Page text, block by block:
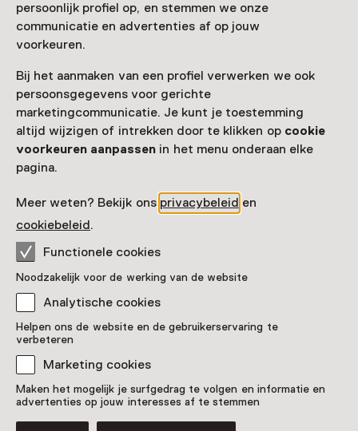
persoonlijk profiel op, en stemmen we onze
communicatie en advertenties af op jouw
voorkeuren.
Bij het aanmaken van een profiel verwerken we ook
persoonsgegevens voor gerichte
marketingcommunicatie. Je kunt je toestemming
altijd wijzigen of intrekken door te klikken op cookie
voorkeuren aanpassen in het menu onderaan elke
pagina.
Meer weten? Bekijk ons privacybeleid en
cookiebeleid.
Functionele cookies
Noodzakelijk voor de werking van de website
Analytische cookies
Helpen ons de website en de gebruikerservaring te
verbeteren
Marketing cookies
Maken het mogelijk je surfgedrag te volgen en informatie en
advertenties op jouw interesses af te stemmen
Meetinstrumenten
Pronkstuk